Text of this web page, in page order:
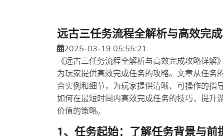
远古三任务流程全解析与高效完
2025-03-19 05:55:21
《远古三任务流程全解析与高效完成攻略详
为玩家提供高效完成任务的攻略。文章从任务
合实例和细节，为玩家提供清晰、可操作的指
如何在最短时间内高效完成任务的技巧，提升
价值的策略。
1、任务起始：了解任务背景与前